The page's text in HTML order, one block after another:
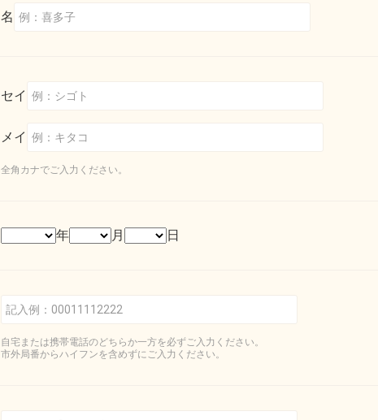
名
セイ
メイ
全角カナでご入力ください。
年 月 日
自宅または携帯電話のどちらか一方を必ずご入力ください。
市外局番からハイフンを含めずにご入力ください。